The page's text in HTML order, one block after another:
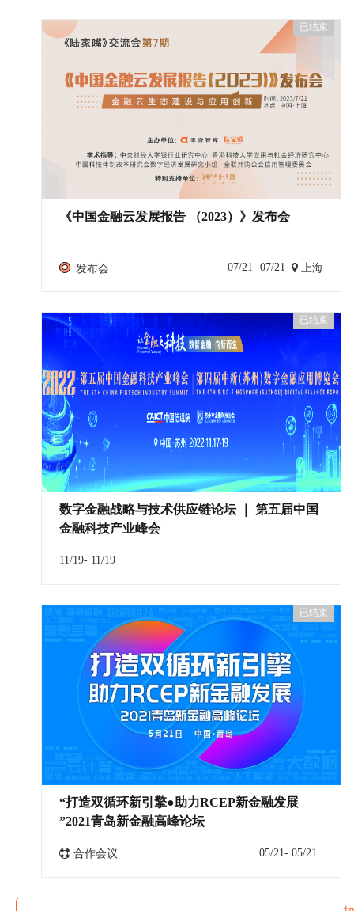
已结束
《中国金融云发展报告 （2023）》发布会
发布会 07/21- 07/21 上海
已结束
数字金融战略与技术供应链论坛 ｜ 第五届中国
金融科技产业峰会
11/19- 11/19
已结束
“打造双循环新引擎●助力RCEP新金融发展
”2021青岛新金融高峰论坛
合作会议 05/21- 05/21